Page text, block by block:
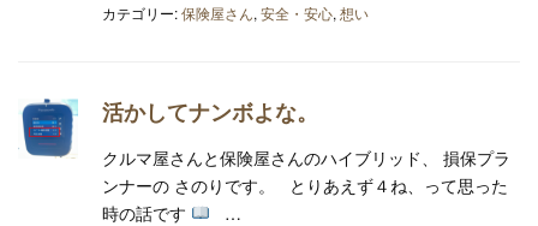
カテゴリー:保険屋さん, 安全・安心, 想い
活かしてナンボよな。
クルマ屋さんと保険屋さんのハイブリッド、 損保プラ
ンナーの さのりです。 とりあえず４ね、って思った
時の話です
…